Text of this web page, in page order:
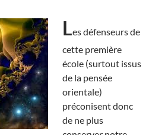
Les défenseurs de
cette première
école (surtout issus
de la pensée
orientale)
préconisent donc
de ne plus